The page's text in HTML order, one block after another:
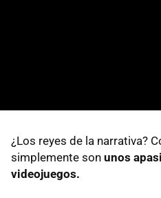
¿Los reyes de la narrativa?
simplemente son unos
videojuegos.